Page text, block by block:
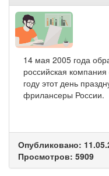
14 мая 2005 года
российская
году этот день
фрилансеры России.
Опубликовано:
Просмотров: 5909